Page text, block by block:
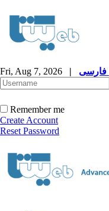
Fri, Aug 7, 2026 |
Remember me
Create Account
Reset Password